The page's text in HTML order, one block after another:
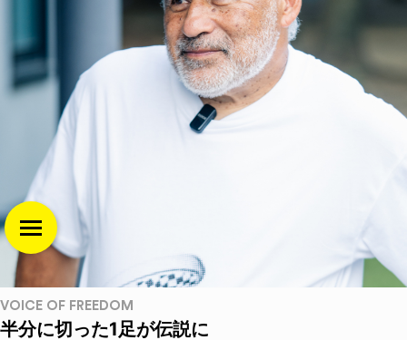
VOICE OF FREEDOM
半分に切った1足が伝説に